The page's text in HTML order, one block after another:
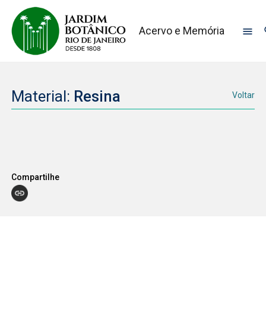
Acervo e Memória
Material: Resina Voltar
Compartilhe